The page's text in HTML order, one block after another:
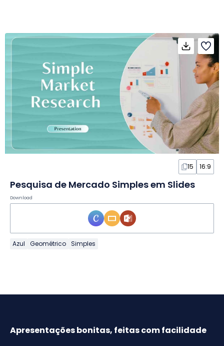
15 16:9
Pesquisa de Mercado Simples em Slides
Download
Azul Geométrico Simples
Apresentações bonitas, feitas com facilidade